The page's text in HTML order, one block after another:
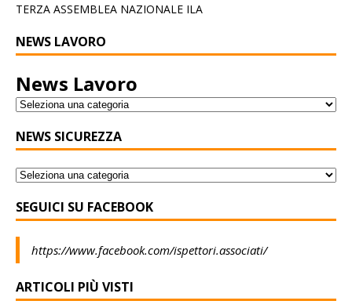
TERZA ASSEMBLEA NAZIONALE ILA
NEWS LAVORO
News Lavoro
NEWS SICUREZZA
SEGUICI SU FACEBOOK
https://www.facebook.com/ispettori.associati/
ARTICOLI PIÙ VISTI